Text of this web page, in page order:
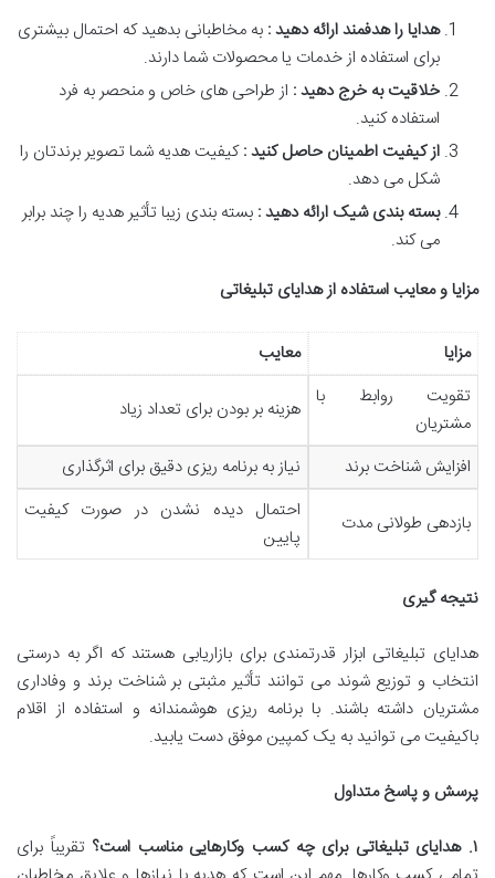
هدایا را هدفمند ارائه دهید : به مخاطبانی بدهید که احتمال بیشتری
برای استفاده از خدمات یا محصولات شما دارند.
خلاقیت به خرج دهید : از طراحی های خاص و منحصر به فرد
استفاده کنید.
از کیفیت اطمینان حاصل کنید :کیفیت هدیه شما تصویر برندتان را
شکل می دهد.
بسته بندی شیک ارائه دهید : بسته بندی زیبا تأثیر هدیه را چند برابر
می کند.
مزایا و معایب استفاده از هدایای تبلیغاتی
مزایا
معایب
تقویت روابط با
مشتریان
هزینه بر بودن برای تعداد زیاد
افزایش شناخت برند نیاز به برنامه ریزی دقیق برای اثرگذاری
بازدهی طولانی مدت
احتمال دیده نشدن در صورت کیفیت
پایین
نتیجه گیری
هدایای تبلیغاتی ابزار قدرتمندی برای بازاریابی هستند که اگر به درستی
انتخاب و توزیع شوند می توانند تأثیر مثبتی بر شناخت برند و وفاداری
مشتریان داشته باشند. با برنامه ریزی هوشمندانه و استفاده از اقلام
باکیفیت می توانید به یک کمپین موفق دست یابید.
پرسش و پاسخ متداول
۱.هدایای تبلیغاتی برای چه کسب وکارهایی مناسب است؟ تقریباً برای